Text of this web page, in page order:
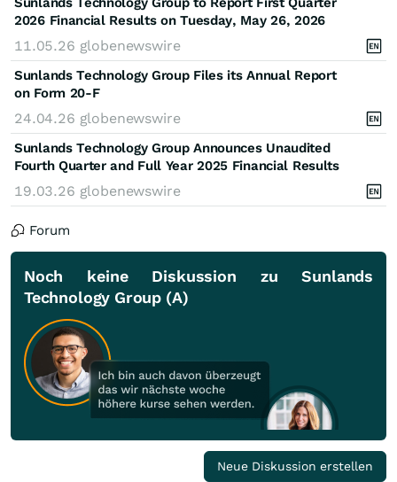
2026 Financial Results on Tuesday, May 26, 2026
11.05.26 globenewswire
Sunlands Technology Group Files its Annual Report
on Form 20-F
24.04.26 globenewswire
Sunlands Technology Group Announces Unaudited
Fourth Quarter and Full Year 2025 Financial Results
19.03.26 globenewswire
Forum
Noch keine Diskussion zu Sunlands
Technology Group (A)
Neue Diskussion erstellen